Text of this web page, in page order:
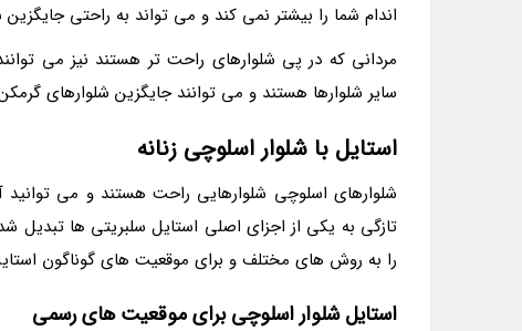
اندام شما را بیشتر نمی کند و می تواند به راحتی
مردانی که در پی شلوارهای راحت تر هستند نیز می
سایر شلوارها هستند و می توانند جایگزین شلوارهای
استایل با شلوار اسلوچی زنانه
شلوارهای اسلوچی شلوارهایی راحت هستند و می
تازگی به یکی از اجزای اصلی استایل سلبریتی ها تبدیل
را به روش های مختلف و برای موقعیت های گوناگون
استایل شلوار اسلوچی برای موقعیت های رسمی